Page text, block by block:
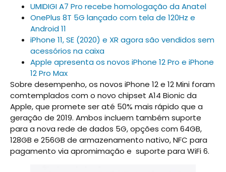
UMIDIGI A7 Pro recebe homologação da Anatel
OnePlus 8T 5G lançado com tela de 120Hz e
Android 11
iPhone 11, SE (2020) e XR agora são vendidos sem
acessórios na caixa
Apple apresenta os novos iPhone 12 Pro e iPhone
12 Pro Max
Sobre desempenho, os novos iPhone 12 e 12 Mini foram
comtemplados com o novo chipset A14 Bionic da
Apple, que promete ser até 50% mais rápido que a
geração de 2019. Ambos incluem também suporte
para a nova rede de dados 5G, opções com 64GB,
128GB e 256GB de armazenamento nativo, NFC para
pagamento via apromimação e suporte para WiFi 6.